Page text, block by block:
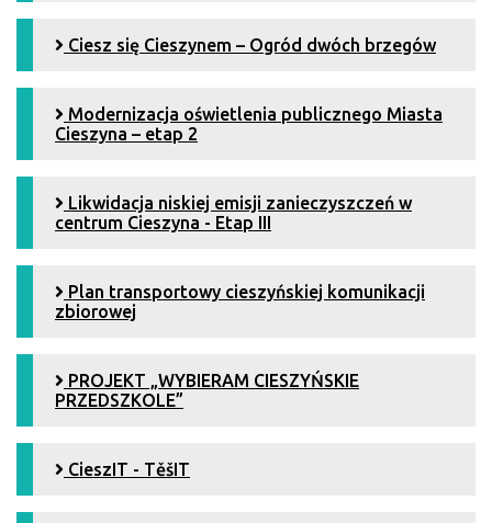
Ciesz się Cieszynem – Ogród dwóch brzegów
Modernizacja oświetlenia publicznego Miasta
Cieszyna – etap 2
Likwidacja niskiej emisji zanieczyszczeń w
centrum Cieszyna - Etap III
Plan transportowy cieszyńskiej komunikacji
zbiorowej
PROJEKT „WYBIERAM CIESZYŃSKIE
PRZEDSZKOLE”
CieszIT - TěšIT